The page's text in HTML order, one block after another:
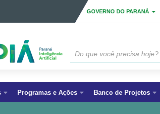
GOVERNO DO PARANÁ
Programas e Ações Banco de Projetos